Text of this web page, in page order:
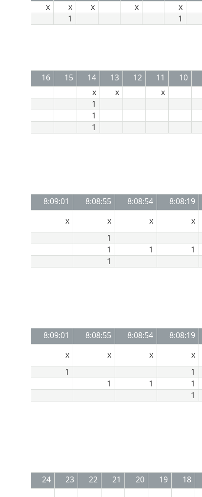
x
x
x
x
x
1
1
10
11
12
13
14
15
16
x
x
x
1
1
1
8:08:19
8:08:54
8:08:55
8:09:01
x
x
x
x
1
1
1
1
1
8:08:19
8:08:54
8:08:55
8:09:01
x
x
x
x
1
1
1
1
1
1
18
19
20
21
22
23
24